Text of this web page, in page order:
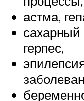
астма,
сахарный
герпес,